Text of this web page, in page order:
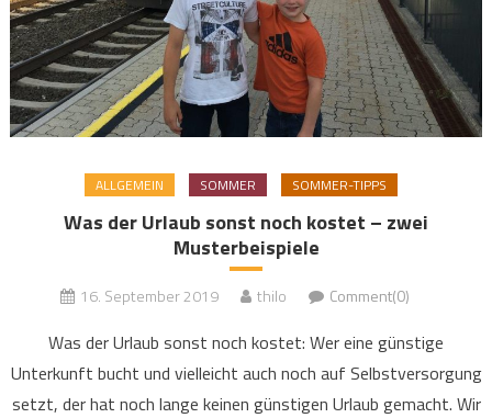
ALLGEMEIN SOMMER SOMMER-TIPPS
Was der Urlaub sonst noch kostet – zwei
Musterbeispiele
16. September 2019 thilo Comment(0)
Was der Urlaub sonst noch kostet: Wer eine günstige
Unterkunft bucht und vielleicht auch noch auf Selbstversorgung
setzt, der hat noch lange keinen günstigen Urlaub gemacht. Wir